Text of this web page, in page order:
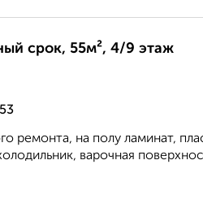
срок, 55м², 4/9 этаж
ремонта, на полу ламинат,
варочная